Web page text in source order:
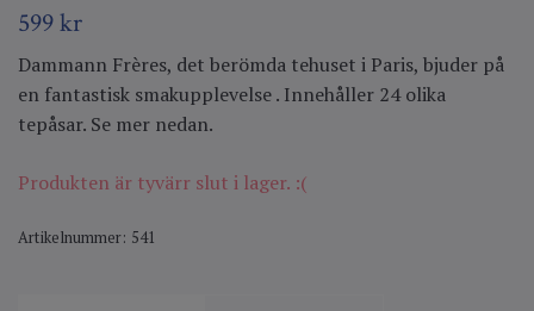
599 kr
Dammann Frères, det berömda tehuset i Paris, bjuder på
en fantastisk smakupplevelse . Innehåller 24 olika
tepåsar. Se mer nedan.
Produkten är tyvärr slut i lager. :(
Artikelnummer: 541